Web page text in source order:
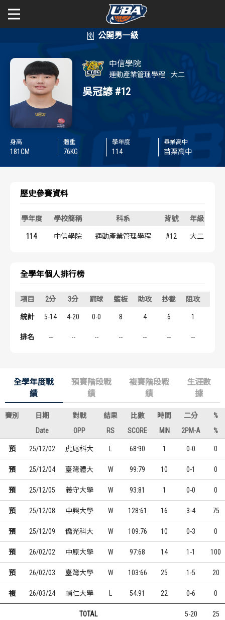
關於富邦人壽UBA
公開男一級 賽事資訊
賽程表
球隊資訊
歷屆冠軍
公開女一級
賽事資訊
賽程表
球隊資訊
歷屆冠軍
二級與一般組
新聞
中信學院
運動產業管理學程 大二
吳冠諺 #12
身高
181CM
體重
76KG
學年度
114
畢業高中
苗栗高中
歷史參賽資料
學年度 學校簡稱 科系 背號 年級
114 中信學院 運動產業管理學程 #12 大二
全學年個人排行榜
項目 2分 3分 罰球 籃板 助攻 抄截 阻攻
統計 5-14 4-20 0-0 8 4 6 1
排名 -- -- -- -- -- -- --
全學年度戰
績
預賽階段戰
績
複賽階段戰
績
生涯數
據
賽別 日期 對戰 結果 比數 時間 二分
%
Date
OPP RS SCORE MIN 2PM-A %
預 25/12/02 虎尾科大 68:90 1 0-0 0
預 25/12/04 臺灣體大 W 99:79 10 0-1 0
預 25/12/05 義守大學 W 93:81 1 0-0 0
預 25/12/08 中興大學 W 128:61 16 3-4 75
預 25/12/09 僑光科大 W 109:76 10 0-3 0
預 26/02/02 中原大學 W 97:68 14 1-1 100
預 26/02/03 臺灣大學 W 103:66 25 1-5 20
複 26/03/24 輔仁大學 54:91 22 0-6 0
TOTAL 5-20
25